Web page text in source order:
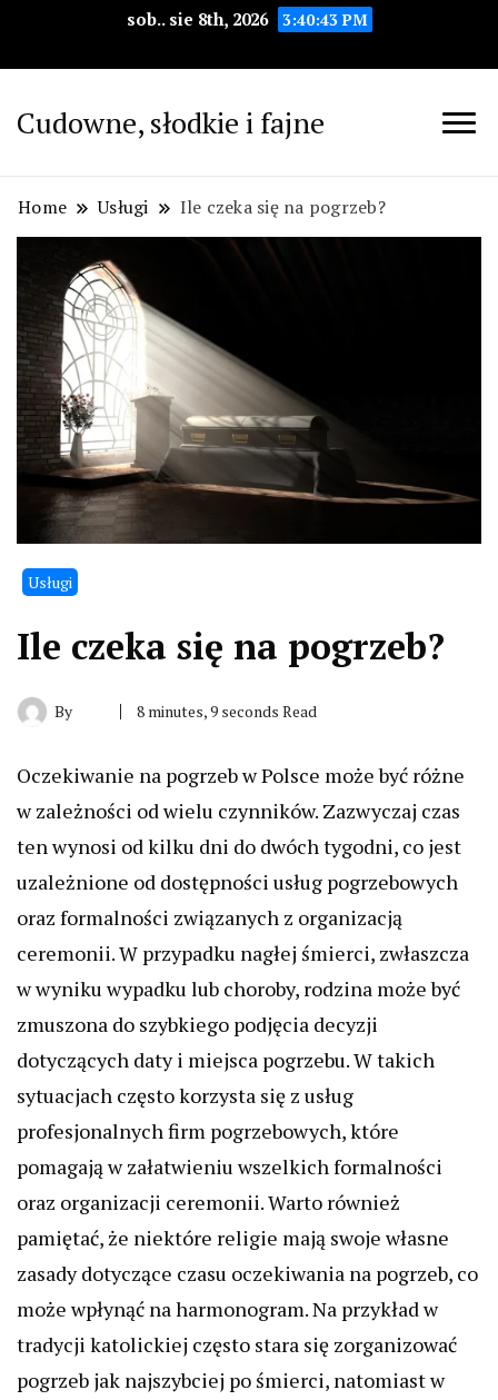
sob.. sie 8th, 2026 3:40:45 PM
Cudowne, słodkie i fajne
Home Usługi Ile czeka się na pogrzeb?
Usługi
Ile czeka się na pogrzeb?
By 8 minutes, 9 seconds Read
Oczekiwanie na pogrzeb w Polsce może być różne
w zależności od wielu czynników. Zazwyczaj czas
ten wynosi od kilku dni do dwóch tygodni, co jest
uzależnione od dostępności usług pogrzebowych
oraz formalności związanych z organizacją
ceremonii. W przypadku nagłej śmierci, zwłaszcza
w wyniku wypadku lub choroby, rodzina może być
zmuszona do szybkiego podjęcia decyzji
dotyczących daty i miejsca pogrzebu. W takich
sytuacjach często korzysta się z usług
profesjonalnych firm pogrzebowych, które
pomagają w załatwieniu wszelkich formalności
oraz organizacji ceremonii. Warto również
pamiętać, że niektóre religie mają swoje własne
zasady dotyczące czasu oczekiwania na pogrzeb, co
może wpłynąć na harmonogram. Na przykład w
tradycji katolickiej często stara się zorganizować
pogrzeb jak najszybciej po śmierci, natomiast w